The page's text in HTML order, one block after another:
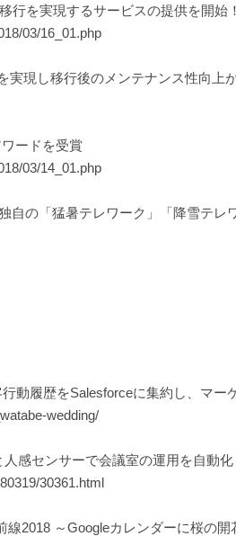
行を実現するサービスの提供を開始！
03/16_01.php
実現し移行後のメンテナンス性向
ードを受賞
03/14_01.php
自の「猛暑テレワーク」「降雪テ
動履歴をSalesforceに集約し、マー
wedding/
感センサーで会議室の運用を自動化
30361.html
2018 ～Googleカレンダーに桜の開